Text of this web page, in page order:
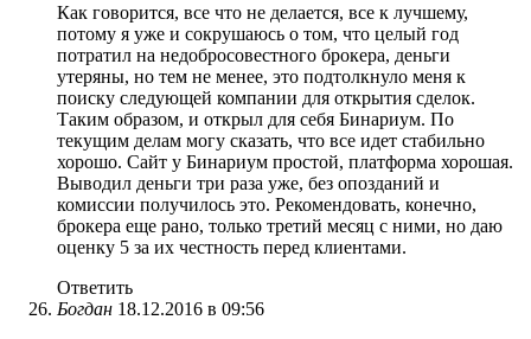
Как говорится, все что не делается, все к лучшему,
потому я уже и сокрушаюсь о том, что целый год
потратил на недобросовестного брокера, деньги
утеряны, но тем не менее, это подтолкнуло меня к
поиску следующей компании для открытия сделок.
Таким образом, и открыл для себя Бинариум. По
текущим делам могу сказать, что все идет стабильно
хорошо. Сайт у Бинариум простой, платформа хорошая.
Выводил деньги три раза уже, без опозданий и
комиссии получилось это. Рекомендовать, конечно,
брокера еще рано, только третий месяц с ними, но даю
оценку 5 за их честность перед клиентами.
Ответить
Богдан 18.12.2016 в 09:56